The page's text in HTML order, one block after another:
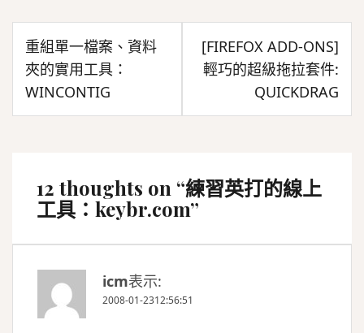
文
章
導
覽
重組單一檔案、資料
夾的實用工具：
WINCONTIG
[FIREFOX ADD-ONS]
輕巧的超級拖拉套件:
QUICKDRAG
12 thoughts on “練習英打的線上
工具：keybr.com”
icm表示:
2008-01-2312:56:51